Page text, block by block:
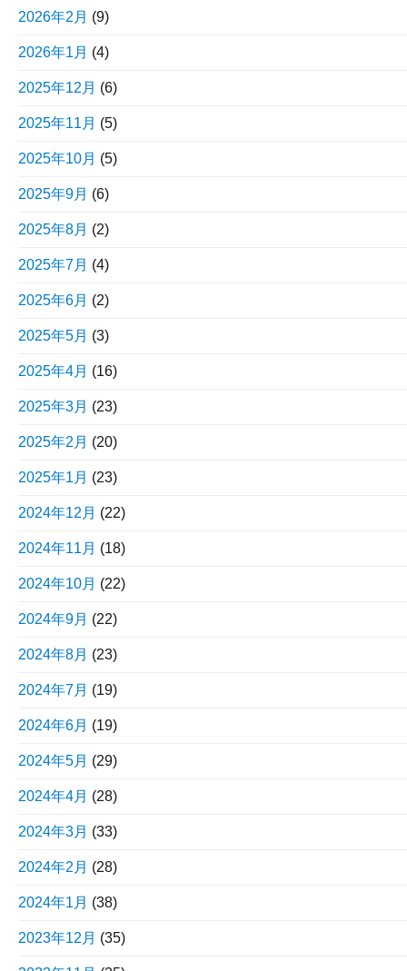
2026年2月 (9)
2026年1月 (4)
2025年12月 (6)
2025年11月 (5)
2025年10月 (5)
2025年9月 (6)
2025年8月 (2)
2025年7月 (4)
2025年6月 (2)
2025年5月 (3)
2025年4月 (16)
2025年3月 (23)
2025年2月 (20)
2025年1月 (23)
2024年12月 (22)
2024年11月 (18)
2024年10月 (22)
2024年9月 (22)
2024年8月 (23)
2024年7月 (19)
2024年6月 (19)
2024年5月 (29)
2024年4月 (28)
2024年3月 (33)
2024年2月 (28)
2024年1月 (38)
2023年12月 (35)